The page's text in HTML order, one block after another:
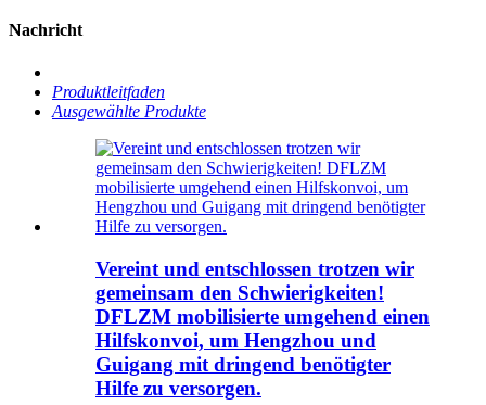
Nachricht
Produktleitfaden
Ausgewählte Produkte
Vereint und entschlossen trotzen wir
gemeinsam den Schwierigkeiten!
DFLZM mobilisierte umgehend einen
Hilfskonvoi, um Hengzhou und
Guigang mit dringend benötigter
Hilfe zu versorgen.